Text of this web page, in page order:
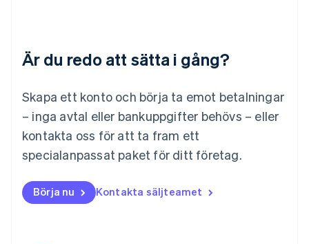
Är du redo att sätta i gång?
Skapa ett konto och börja ta emot betalningar
– inga avtal eller bankuppgifter behövs – eller
kontakta oss för att ta fram ett
specialanpassat paket för ditt företag.
Börja nu Kontakta säljteamet
Malaysia
English
Mexiko
Nederländerna
NederlandsEnglish
English
Nya Zeeland